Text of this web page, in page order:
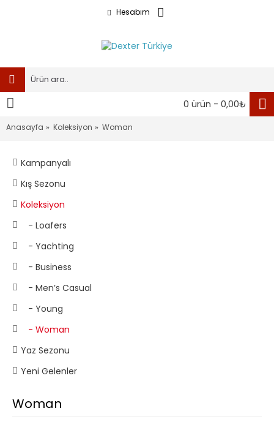
Hesabım
0 ürün - 0,00₺
Anasayfa Koleksiyon Woman
Kampanyalı
Kış Sezonu
Koleksiyon
- Loafers
- Yachting
- Business
- Men’s Casual
- Young
- Woman
Yaz Sezonu
Yeni Gelenler
Woman